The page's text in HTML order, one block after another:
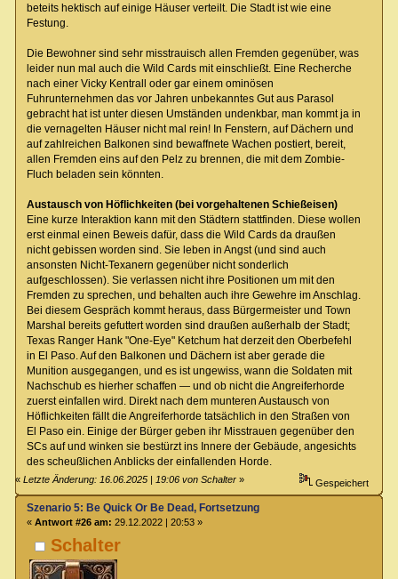
beteits hektisch auf einige Häuser verteilt. Die Stadt ist wie eine
Festung.
Die Bewohner sind sehr misstrauisch allen Fremden gegenüber, was
leider nun mal auch die Wild Cards mit einschließt. Eine Recherche
nach einer Vicky Kentrall oder gar einem ominösen
Fuhrunternehmen das vor Jahren unbekanntes Gut aus Parasol
gebracht hat ist unter diesen Umständen undenkbar, man kommt ja in
die vernagelten Häuser nicht mal rein! In Fenstern, auf Dächern und
auf zahlreichen Balkonen sind bewaffnete Wachen postiert, bereit,
allen Fremden eins auf den Pelz zu brennen, die mit dem Zombie-
Fluch beladen sein könnten.
Austausch von Höflichkeiten (bei vorgehaltenen Schießeisen)
Eine kurze Interaktion kann mit den Städtern stattfinden. Diese wollen
erst einmal einen Beweis dafür, dass die Wild Cards da draußen
nicht gebissen worden sind. Sie leben in Angst (und sind auch
ansonsten Nicht-Texanern gegenüber nicht sonderlich
aufgeschlossen). Sie verlassen nicht ihre Positionen um mit den
Fremden zu sprechen, und behalten auch ihre Gewehre im Anschlag.
Bei diesem Gespräch kommt heraus, dass Bürgermeister und Town
Marshal bereits gefuttert worden sind draußen außerhalb der Stadt;
Texas Ranger Hank "One-Eye" Ketchum hat derzeit den Oberbefehl
in El Paso. Auf den Balkonen und Dächern ist aber gerade die
Munition ausgegangen, und es ist ungewiss, wann die Soldaten mit
Nachschub es hierher schaffen — und ob nicht die Angreiferhorde
zuerst einfallen wird. Direkt nach dem munteren Austausch von
Höflichkeiten fällt die Angreiferhorde tatsächlich in den Straßen von
El Paso ein. Einige der Bürger geben ihr Misstrauen gegenüber den
SCs auf und winken sie bestürzt ins Innere der Gebäude, angesichts
des scheußlichen Anblicks der einfallenden Horde.
«Letzte Änderung: 16.06.2025 | 19:06 von Schalter » Gespeichert
Schalter
Szenario 5: Be Quick Or Be Dead, Fortsetzung
« Antwort #26 am: 29.12.2022 | 20:53 »